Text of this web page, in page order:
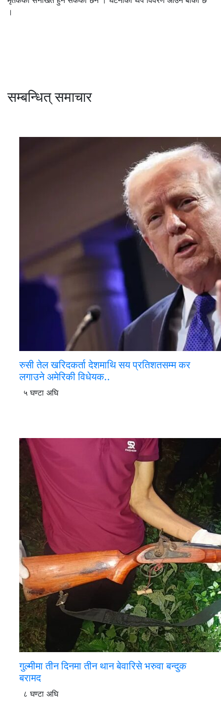
।
सम्बन्धित् समाचार
रुसी तेल खरिदकर्ता देशमाथि सय प्रतिशतसम्म कर
लगाउने अमेरिकी विधेयक..
५ घण्टा अघि
गुल्मीमा तीन दिनमा तीन थान बेवारिसे भरुवा बन्दुक
बरामद
८ घण्टा अघि